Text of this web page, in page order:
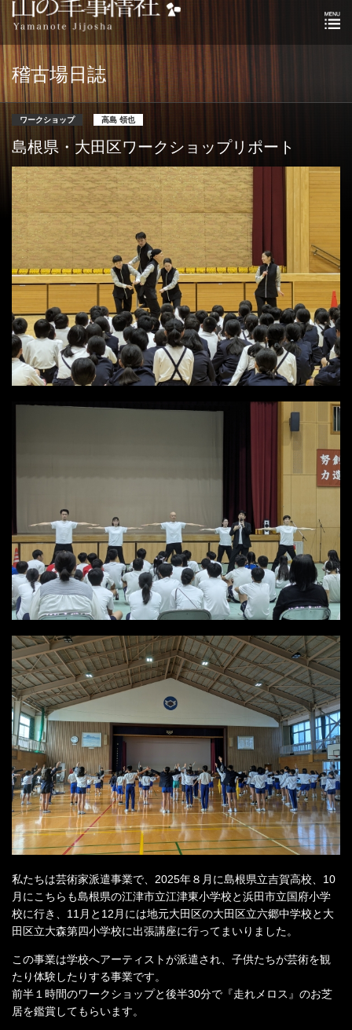
稽古場日誌
ワークショップ 高島 領也
島根県・大田区ワークショップリポート
私たちは芸術家派遣事業で、2025年８月に島根県立吉賀高校、10
月にこちらも島根県の江津市立江津東小学校と浜田市立国府小学
校に行き、11月と12月には地元大田区の大田区立六郷中学校と大
田区立大森第四小学校に出張講座に行ってまいりました。
この事業は学校へアーティストが派遣され、子供たちが芸術を観
たり体験したりする事業です。
前半１時間のワークショップと後半30分で『走れメロス』のお芝
居を鑑賞してもらいます。